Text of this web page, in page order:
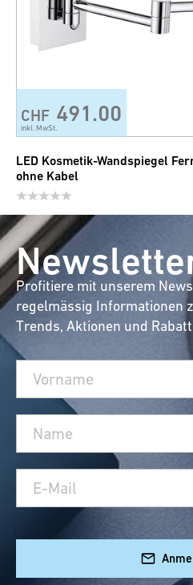
CHF 491.00
inkl. MwSt.
LED Kosmetik-Wandspiegel
ohne Kabel
Profitiere mit unserem
regelmässig Informationen
Trends, Aktionen und